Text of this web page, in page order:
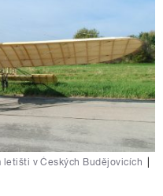
letišti v Českých Budějovicích